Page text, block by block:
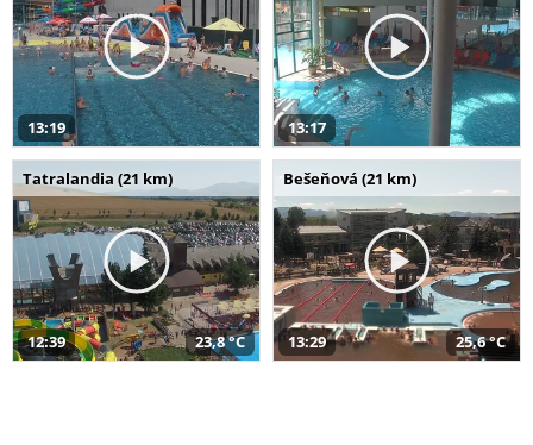
13:19 13:17
Tatralandia (21 km)
12:39 23,8 °C
Bešeňová (21 km)
13:29 25,6 °C